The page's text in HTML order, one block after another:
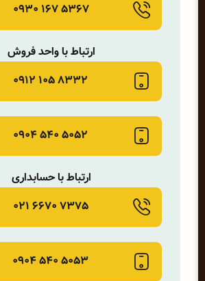
۵۳۶۷ ۱۶۷ ۰۹۳۰
ارتباط با واحد فروش
۸۳۳۲ ۱۰۵ ۰۹۱۲
۵۰۵۲ ۵۴۰ ۰۹۰۴
ارتباط با حسابداری
۷۳۷۵ ۶۶۷۰ ۰۲۱
۵۰۵۳ ۵۴۰ ۰۹۰۴